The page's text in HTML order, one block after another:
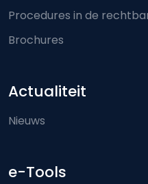
Procedures in de
Brochures
Actualiteit
Nieuws
e-Tools